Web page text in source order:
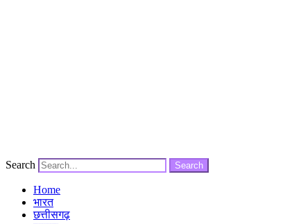
Search Search
Home
भारत
छत्तीसगढ़